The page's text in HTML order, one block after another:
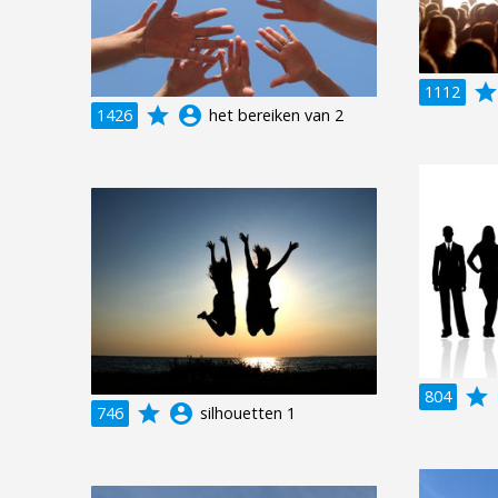
1426 grade account_circle het bereiken van 2
1112 grade
804 grade
746 grade account_circle silhouetten 1